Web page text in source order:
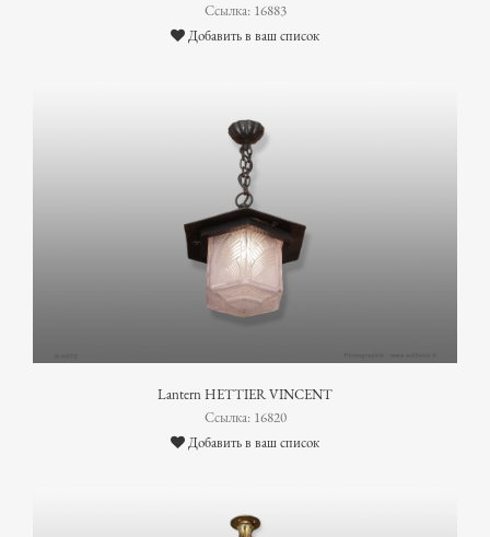
Ссылка: 16883
Добавить в ваш список
Lantern HETTIER VINCENT
Ссылка: 16820
Добавить в ваш список